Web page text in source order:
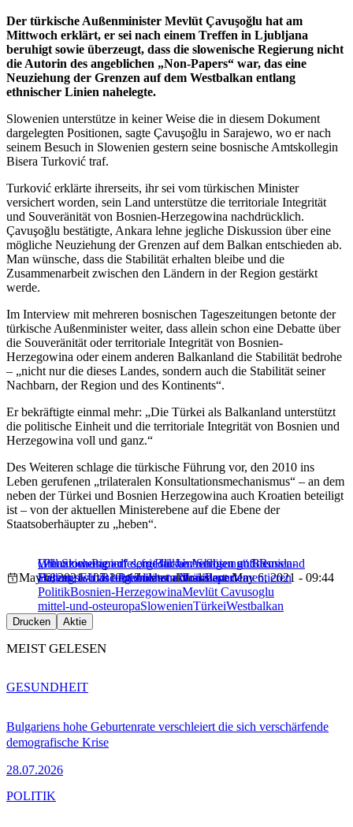
Der türkische Außenminister Mevlüt Çavuşoğlu hat am
Mittwoch erklärt, er sei nach einem Treffen in Ljubljana
beruhigt sowie überzeugt, dass die slowenische Regierung nicht
die Autorin des angeblichen „Non-Papers“ war, das eine
Neuziehung der Grenzen auf dem Westbalkan entlang
ethnischer Linien nahelegte.
Slowenien unterstütze in keiner Weise die in diesem Dokument
dargelegten Positionen, sagte Çavuşoğlu in Sarajewo, wo er nach
seinem Besuch in Slowenien gestern seine bosnische Amtskollegin
Bisera Turković traf.
Turković erklärte ihrerseits, ihr sei vom türkischen Minister
versichert worden, sein Land unterstütze die territoriale Integrität
und Souveränität von Bosnien-Herzegowina nachdrücklich.
Çavuşoğlu bestätigte, Ankara lehne jegliche Diskussion über eine
mögliche Neuziehung der Grenzen auf dem Balkan entschieden ab.
Man wünsche, dass die Stabilität erhalten bleibe und die
Zusammenarbeit zwischen den Ländern in der Region gestärkt
werde.
Im Interview mit mehreren bosnischen Tageszeitungen betonte der
türkische Außenminister weiter, dass allein schon eine Debatte über
die Souveränität oder territoriale Integrität von Bosnien-
Herzegowina oder einem anderen Balkanland die Stabilität bedrohe
– „nicht nur die dieses Landes, sondern auch die Stabilität seiner
Nachbarn, der Region und des Kontinents“.
Er bekräftigte einmal mehr: „Die Türkei als Balkanland unterstützt
die politische Einheit und die territoriale Integrität von Bosnien und
Herzegowina voll und ganz.“
Des Weiteren schlage die türkische Führung vor, den 2010 ins
Leben gerufenen „trilateralen Konsultationsmechanismus“ – an dem
neben der Türkei und Bosnien Herzegowina auch Kroatien beteiligt
ist – von der aktuellen Ministerebene auf die Ebene der
Staatsoberhäupter zu „heben“.
Will Slowenien die „friedliche Auflösung“ Bosnien-
Herzegowinas? Premier und Präsident dementieren
Grenzziehung auf dem Balkan: Serbien und Russland
äußern sich zu angeblichem Non-Paper
„Phantom-Papier“ sorgt für Unbehagen auf dem
Balkan; EU-Reaktion lässt auf sich warten
May 6, 2021 - 07:10
Zuletzt aktualisiert: May 6, 2021 - 09:44
PolitikBosnien-HerzegowinaMevlüt Cavusoglu
mittel-und-osteuropaSlowenienTürkeiWestbalkan
Drucken Aktie
MEIST GELESEN
Bulgariens hohe Geburtenrate verschleiert die sich verschärfende
demografische Krise
28.07.2026
GESUNDHEIT
POLITIK